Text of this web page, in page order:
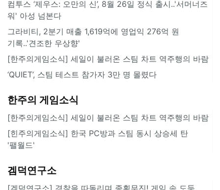
컴투스 ‘제우스: 오만의 신’, 8월 26일 정식 출시..'서머너즈
워' 아성 넘본다
그라비티, 2분기 매출 1,619억에 영업익 276억 원
기록..'견조한 우상향'
[한주의게임소식] 세일이 불러온 스팀 차트 역주행의 바람
‘QUIET’, 스팀 테스트 참가자 3만 명 몰렸다
한주의 게임소식
[한주의게임소식] 세일이 불러온 스팀 차트 역주행의 바람
[힌주의게임소식] 한국 PC방과 스팀 동시 상승세 탄
'팰월드'
겜덕연구소
[겜덕연구소] 경찰을 따돌리며 종횡무진! 게임 속 도둑